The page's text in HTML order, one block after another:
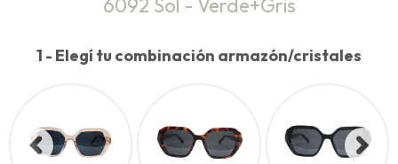
6092 Sol - Verde+Gris
1 - Elegí tu combinación armazón/cristales